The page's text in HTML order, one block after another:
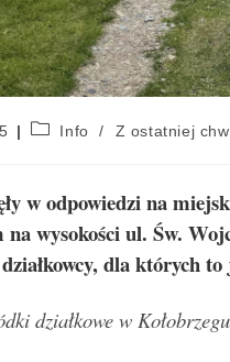
Info / Z ostatniej
w odpowiedzi na
wysokości ul. Św.
dla których
działkowe w